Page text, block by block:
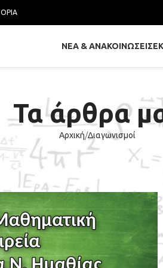
ΝΈΑ & ΑΝΑΚΟΙΝΏΣΕΙΣ
Τα άρθρα
Αρχική Διαγωνισμοί
Καραθεοδωρή
Ενεργό 12/02/2025